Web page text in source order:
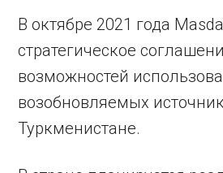
В октябре 2021 года
стратегическое
возможностей
возобновляемых
Туркменистане.